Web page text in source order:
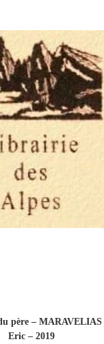
père – MARAVELIAS
Eric – 2019